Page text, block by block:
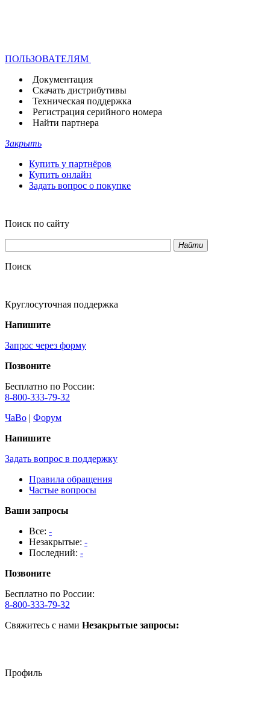
ПОЛЬЗОВАТЕЛЯМ
Документация
Скачать дистрибутивы
Техническая поддержка
Регистрация серийного номера
Найти партнера
Закрыть
Купить у партнёров
Купить онлайн
Задать вопрос о покупке
Поиск по сайту
Найти
Поиск
Круглосуточная поддержка
Напишите
Запрос через форму
Позвоните
Бесплатно по России:
8-800-333-79-32
ЧаВо | Форум
Напишите
Задать вопрос в поддержку
Правила обращения
Частые вопросы
Ваши запросы
Все: -
Незакрытые: -
Последний: -
Позвоните
Бесплатно по России:
8-800-333-79-32
Свяжитесь с нами Незакрытые запросы:
Профиль